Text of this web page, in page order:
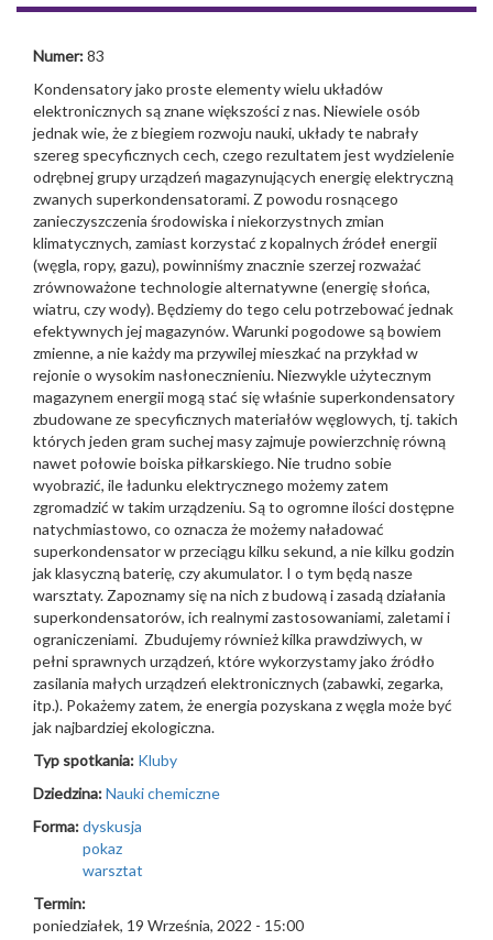
Numer:83
Kondensatory jako proste elementy wielu układów
elektronicznych są znane większości z nas. Niewiele osób
jednak wie, że z biegiem rozwoju nauki, układy te nabrały
szereg specyficznych cech, czego rezultatem jest wydzielenie
odrębnej grupy urządzeń magazynujących energię elektryczną
zwanych superkondensatorami. Z powodu rosnącego
zanieczyszczenia środowiska i niekorzystnych zmian
klimatycznych, zamiast korzystać z kopalnych źródeł energii
(węgla, ropy, gazu), powinniśmy znacznie szerzej rozważać
zrównoważone technologie alternatywne (energię słońca,
wiatru, czy wody). Będziemy do tego celu potrzebować jednak
efektywnych jej magazynów. Warunki pogodowe są bowiem
zmienne, a nie każdy ma przywilej mieszkać na przykład w
rejonie o wysokim nasłonecznieniu. Niezwykle użytecznym
magazynem energii mogą stać się właśnie superkondensatory
zbudowane ze specyficznych materiałów węglowych, tj. takich
których jeden gram suchej masy zajmuje powierzchnię równą
nawet połowie boiska piłkarskiego. Nie trudno sobie
wyobrazić, ile ładunku elektrycznego możemy zatem
zgromadzić w takim urządzeniu. Są to ogromne ilości dostępne
natychmiastowo, co oznacza że możemy naładować
superkondensator w przeciągu kilku sekund, a nie kilku godzin
jak klasyczną baterię, czy akumulator. I o tym będą nasze
warsztaty. Zapoznamy się na nich z budową i zasadą działania
superkondensatorów, ich realnymi zastosowaniami, zaletami i
ograniczeniami. Zbudujemy również kilka prawdziwych, w
pełni sprawnych urządzeń, które wykorzystamy jako źródło
zasilania małych urządzeń elektronicznych (zabawki, zegarka,
itp.). Pokażemy zatem, że energia pozyskana z węgla może być
jak najbardziej ekologiczna.
Typ spotkania: Kluby
Dziedzina:Nauki chemiczne
Forma:dyskusja
pokaz
warsztat
Termin:
poniedziałek, 19 Września, 2022 - 15:00